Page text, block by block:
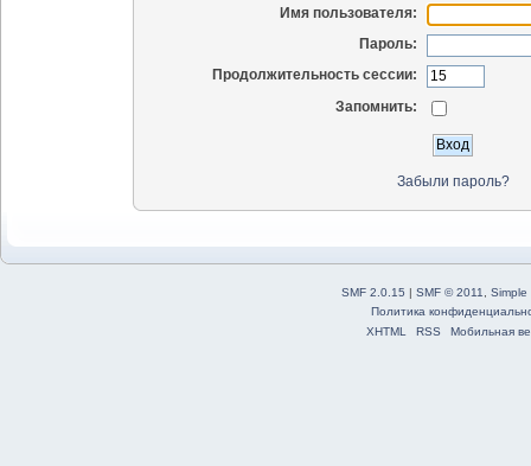
Имя пользователя:
Пароль:
Продолжительность сессии:
Запомнить:
Забыли пароль?
SMF 2.0.15 | SMF © 2011
Simple
Политика
XHTML
RSS Мобильная